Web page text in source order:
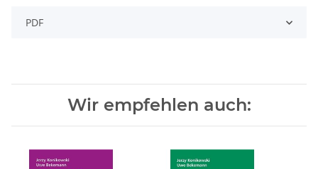
PDF
Wir empfehlen auch: